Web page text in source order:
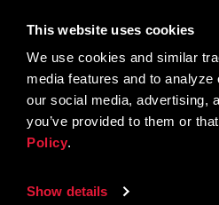
This website uses cookies
We use cookies and similar
media features and to
our social media, advertising,
you’ve provided to them or
Policy.
Show details